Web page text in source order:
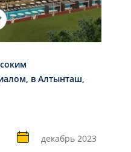
в Алтынташ,
декабрь 2023